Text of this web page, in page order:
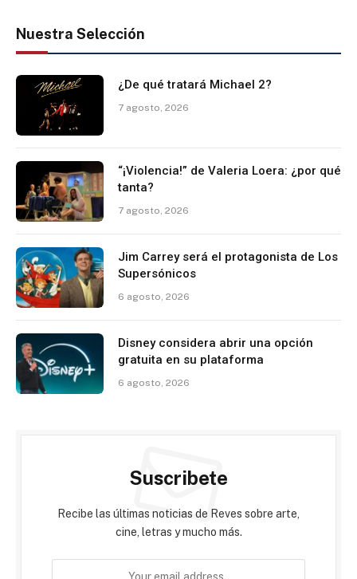
Nuestra Selección
¿De qué tratará Michael 2?
7 agosto, 2026
“¡Violencia!” de Valeria Loera: ¿por qué
tanta?
7 agosto, 2026
Jim Carrey será el protagonista de Los
Supersónicos
6 agosto, 2026
Disney considera abrir una opción
gratuita en su plataforma
6 agosto, 2026
Suscribete
Recibe las últimas noticias de Reves sobre arte,
cine, letras y mucho más.